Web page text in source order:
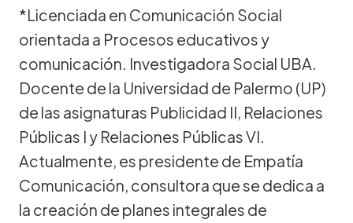
*Licenciada en Comunicación Social
orientada a Procesos educativos y
comunicación. Investigadora Social UBA.
Docente de la Universidad de Palermo (UP)
de las asignaturas Publicidad II, Relaciones
Públicas I y Relaciones Públicas VI.
Actualmente, es presidente de Empatía
Comunicación, consultora que se dedica a
la creación de planes integrales de